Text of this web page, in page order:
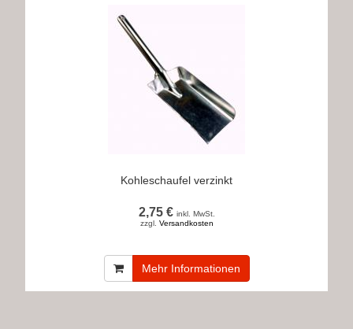
Kohleschaufel verzinkt
2,75 € inkl. MwSt.
zzgl. Versandkosten
Mehr Informationen